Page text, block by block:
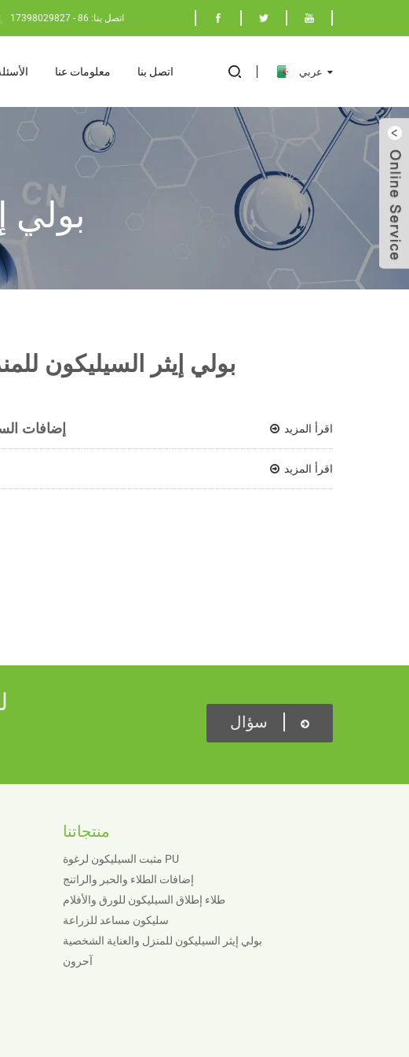
اتصل بنا: 86 - 17398029827
معلومات عنا اتصل بنا عربي
بولي
بولي إيثر السيليكون
إضافات اقرأ المزيد
اقرأ المزيد
سؤال
منتجاتنا
مثبت السيليكون لرغوة PU
إضافات الطلاء والحبر والراتنج
طلاء إطلاق السيليكون للورق والأفلام
سليكون مساعد للزراعة
بولي إيثر السيليكون للمنزل والعناية الشخصية
آحرون